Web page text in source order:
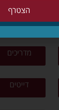
פרשת שבוע
מדריכים
דייטים
הצטרף